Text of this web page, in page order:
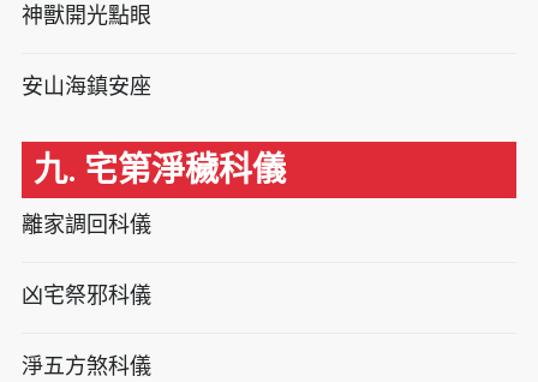
神獸開光點眼
安山海鎮安座
九. 宅第淨穢科儀
離家調回科儀
凶宅祭邪科儀
淨五方煞科儀